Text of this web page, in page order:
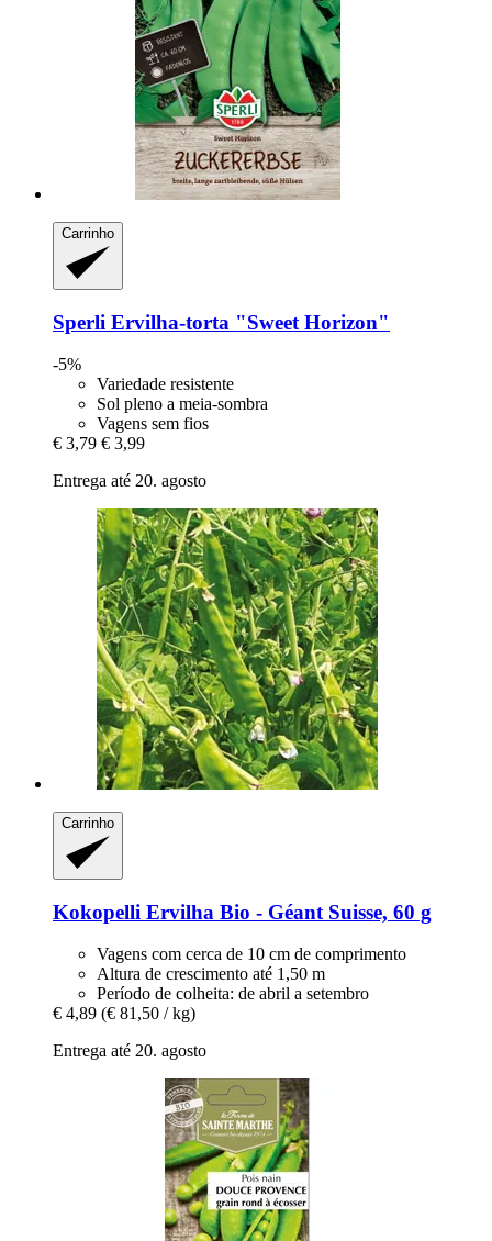
Carrinho
Sperli Ervilha-​torta "Sweet Horizon"
-5%
Variedade resistente
Sol pleno a meia-sombra
Vagens sem fios
€ 3,79 € 3,99
Entrega até 20. agosto
Carrinho
Kokopelli Ervilha Bio -​ Géant Suisse, 60 g
Vagens com cerca de 10 cm de comprimento
Altura de crescimento até 1,50 m
Período de colheita: de abril a setembro
€ 4,89 (€ 81,50 / kg)
Entrega até 20. agosto